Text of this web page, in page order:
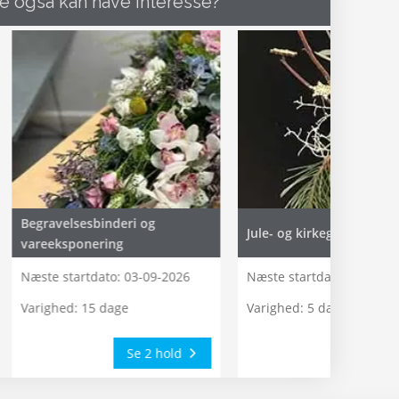
Begravelsesbinderi og
vareeksponering
Næste startdato: 03-09-2026
Varighed: 15 dage
Se 2 hold
Jule- og kirkegårdsbinderi
Næste startdato:
Varighed: 5 dage